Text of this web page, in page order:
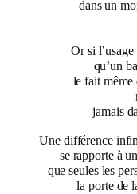
dans un
Or si
qu’un
le fait
jamais
Une différence
se rapporte à
que seules les
la porte de